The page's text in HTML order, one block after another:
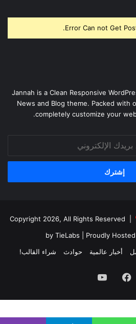
Error Can not Get
Jannah is a Clean Responsive
News and Blog theme. Packed with
completely customize your
by TieLabs | Proudly
أخبار عالمية حوادث شراء القالب!
فيسبوك